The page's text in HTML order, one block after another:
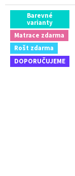
Barevné
varianty
Matrace zdarma
Rošt zdarma
DOPORUČUJEME